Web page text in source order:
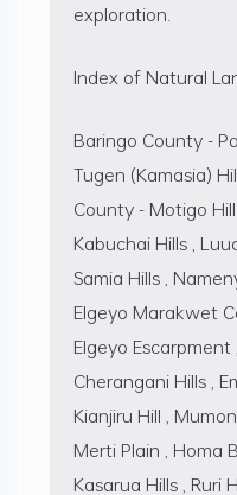
exploration.
Index of Natural
Baringo County -
Tugen (Kamasia)
County - Motigo
Kabuchai Hills ,
Samia Hills ,
Elgeyo Marakwet
Elgeyo Escarpment
Cherangani Hills ,
Kianjiru Hill ,
Merti Plain , Homa
Kasarua Hills , Ruri